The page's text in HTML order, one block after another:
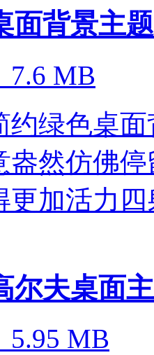
面背景主题
7.6 MB
约绿色桌
盎然仿佛
更加活力四
尔夫桌面
5.95 MB